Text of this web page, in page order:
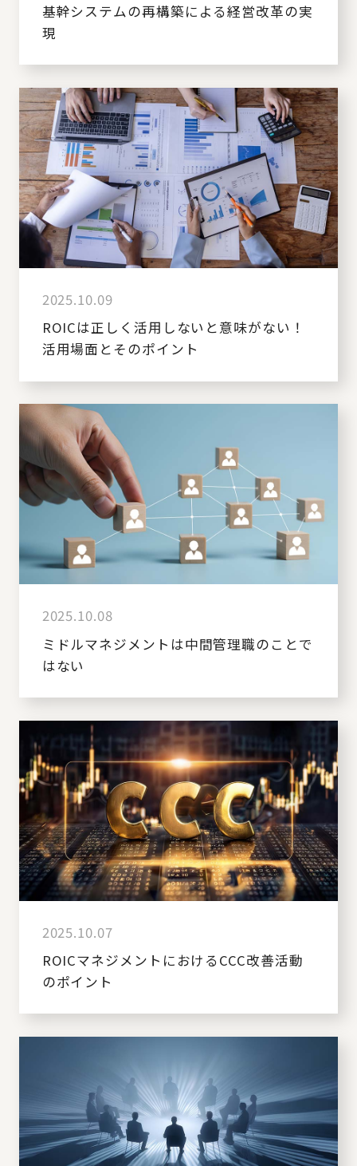
基幹システムの再構築による経営改革の実
現
2025.10.09
ROICは正しく活用しないと意味がない！
活用場面とそのポイント
2025.10.08
ミドルマネジメントは中間管理職のことで
はない
2025.10.07
ROICマネジメントにおけるCCC改善活動
のポイント